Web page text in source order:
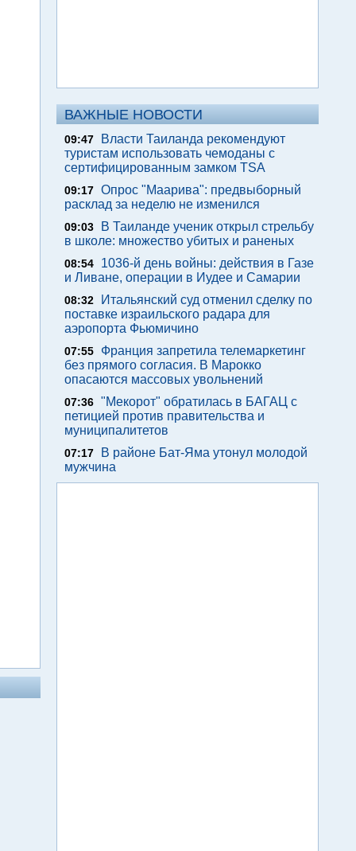
ВАЖНЫЕ НОВОСТИ
09:47
Власти Таиланда рекомендуют
туристам использовать чемоданы с
сертифицированным замком TSA
09:17 Опрос "Mаарива": предвыборный
расклад за неделю не изменился
09:03
В Таиланде ученик открыл стрельбу
в школе: множество убитых и раненых
08:54
1036-й день войны: действия в Газе
и Ливане, операции в Иудее и Самарии
08:32
Итальянский суд отменил сделку по
поставке израильского радара для
аэропорта Фьюмичино
07:55
Франция запретила телемаркетинг
без прямого согласия. В Марокко
опасаются массовых увольнений
07:36 "Мекорот" обратилась в БАГАЦ с
петицией против правительства и
муниципалитетов
07:17
В районе Бат-Яма утонул молодой
мужчина